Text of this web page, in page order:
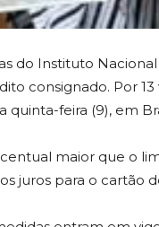
do Instituto
consignado. Por
quinta-feira (9), em
maior que o
juros para o cartão